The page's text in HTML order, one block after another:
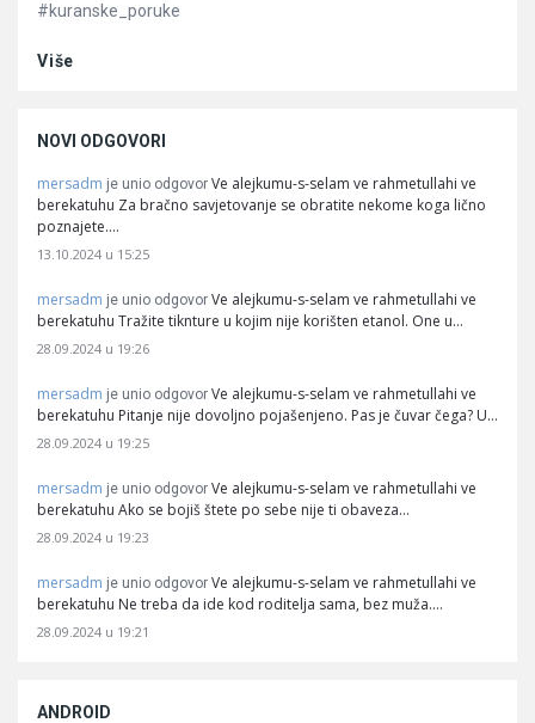
#kuranske_poruke
Više
NOVI ODGOVORI
mersadm je unio odgovor Ve alejkumu-s-selam ve rahmetullahi ve
berekatuhu Za bračno savjetovanje se obratite nekome koga lično
poznajete.…
13.10.2024 u 15:25
mersadm je unio odgovor Ve alejkumu-s-selam ve rahmetullahi ve
berekatuhu Tražite tiknture u kojim nije korišten etanol. One u…
28.09.2024 u 19:26
mersadm je unio odgovor Ve alejkumu-s-selam ve rahmetullahi ve
berekatuhu Pitanje nije dovoljno pojašenjeno. Pas je čuvar čega? U…
28.09.2024 u 19:25
mersadm je unio odgovor Ve alejkumu-s-selam ve rahmetullahi ve
berekatuhu Ako se bojiš štete po sebe nije ti obaveza…
28.09.2024 u 19:23
mersadm je unio odgovor Ve alejkumu-s-selam ve rahmetullahi ve
berekatuhu Ne treba da ide kod roditelja sama, bez muža.…
28.09.2024 u 19:21
ANDROID